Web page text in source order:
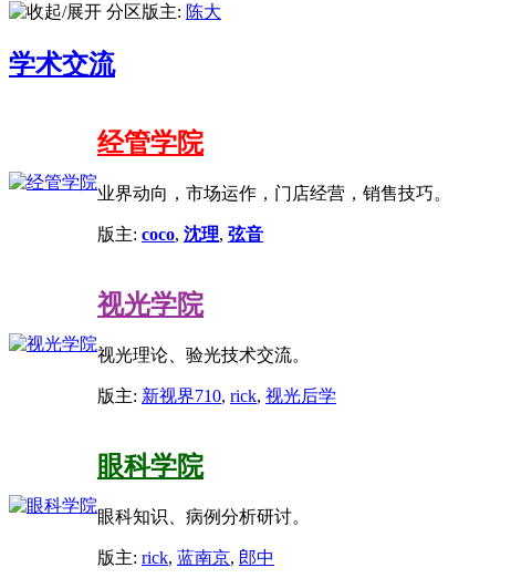
分区版主: 陈大
学术交流
经管学院
业界动向，市场运作，门店经营，销售技巧。
版主: coco, 沈理, 弦音
视光学院
视光理论、验光技术交流。
版主: 新视界710, rick, 视光后学
眼科学院
眼科知识、病例分析研讨。
版主: rick, 蓝南京, 郎中